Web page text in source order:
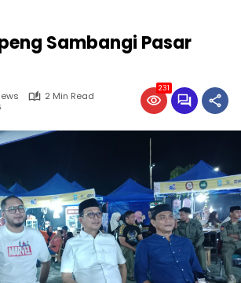
Sambangi Pasar
2 Min Read
231